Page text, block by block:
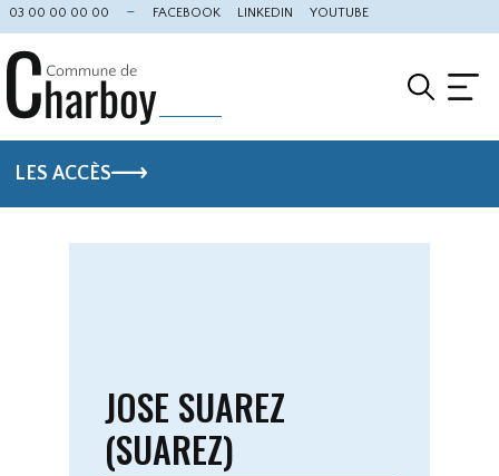
03 00 00 00 00 FACEBOOK LINKEDIN YOUTUBE
LES ACCÈS
JOSE SUAREZ
(SUAREZ)
Cookies management panel